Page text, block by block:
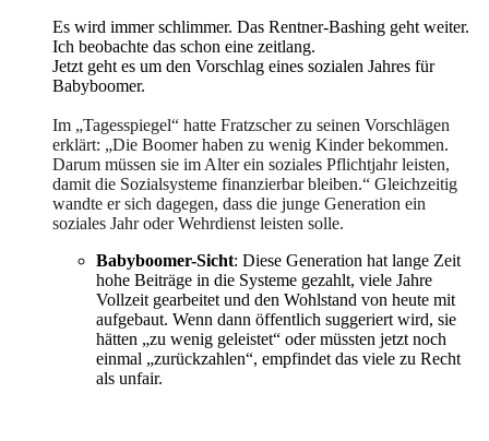
Es wird immer schlimmer. Das Rentner-Bashing geht weiter.
Ich beobachte das schon eine zeitlang.
Jetzt geht es um den Vorschlag eines sozialen Jahres für
Babyboomer.
Im „Tagesspiegel“ hatte Fratzscher zu seinen Vorschlägen
erklärt: „Die Boomer haben zu wenig Kinder bekommen.
Darum müssen sie im Alter ein soziales Pflichtjahr leisten,
damit die Sozialsysteme finanzierbar bleiben.“ Gleichzeitig
wandte er sich dagegen, dass die junge Generation ein
soziales Jahr oder Wehrdienst leisten solle.
Babyboomer-Sicht: Diese Generation hat lange Zeit
hohe Beiträge in die Systeme gezahlt, viele Jahre
Vollzeit gearbeitet und den Wohlstand von heute mit
aufgebaut. Wenn dann öffentlich suggeriert wird, sie
hätten „zu wenig geleistet“ oder müssten jetzt noch
einmal „zurückzahlen“, empfindet das viele zu Recht
als unfair.